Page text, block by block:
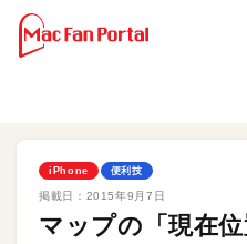
iPhone 便利技
掲載日： 2015年9月7日
マップの「現在